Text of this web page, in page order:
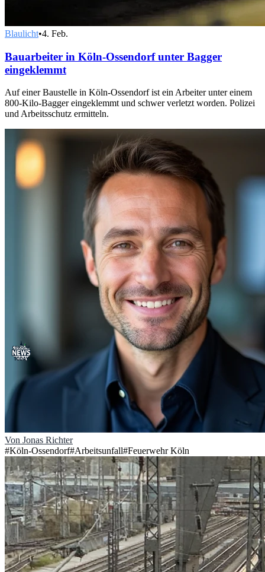
Blaulicht•4. Feb.
Bauarbeiter in Köln-Ossendorf unter Bagger
eingeklemmt
Auf einer Baustelle in Köln-Ossendorf ist ein Arbeiter unter einem
800-Kilo-Bagger eingeklemmt und schwer verletzt worden. Polizei
und Arbeitsschutz ermitteln.
Von Jonas Richter
#Köln-Ossendorf#Arbeitsunfall#Feuerwehr Köln